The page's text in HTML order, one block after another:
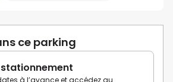
ce parking
stationnement